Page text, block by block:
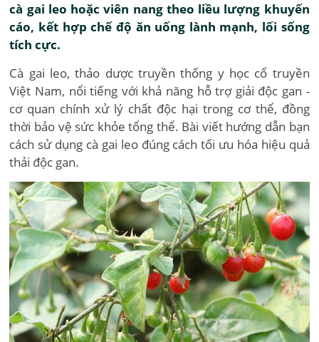
cà gai leo hoặc viên nang theo liều lượng khuyến
cáo, kết hợp chế độ ăn uống lành mạnh, lối sống
tích cực.
Cà gai leo, thảo dược truyền thống y học cổ truyền
Việt Nam, nổi tiếng với khả năng hỗ trợ giải độc gan -
cơ quan chính xử lý chất độc hại trong cơ thể, đồng
thời bảo vệ sức khỏe tổng thể. Bài viết hướng dẫn bạn
cách sử dụng cà gai leo đúng cách tối ưu hóa hiệu quả
thải độc gan.